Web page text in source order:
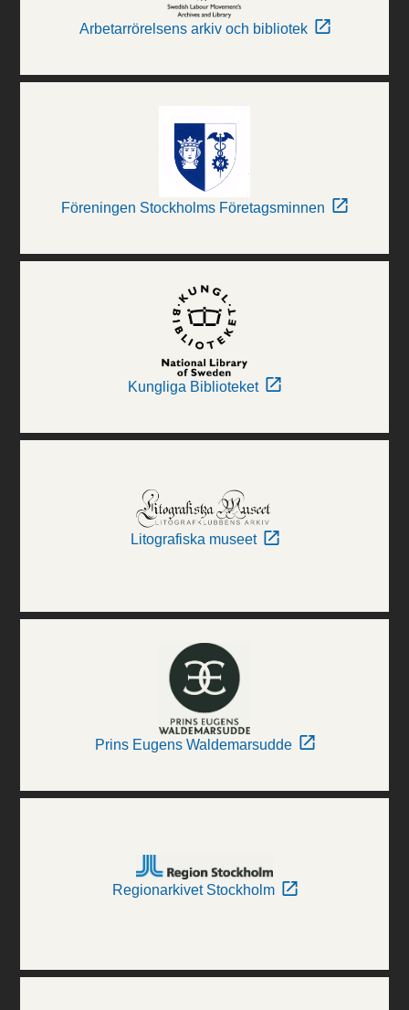
Arbetarrörelsens arkiv och bibliotek
Föreningen Stockholms Företagsminnen
Kungliga Biblioteket
Litografiska museet
Prins Eugens Waldemarsudde
Regionarkivet Stockholm